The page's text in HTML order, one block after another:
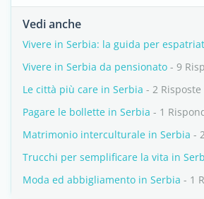
Vedi anche
Vivere in Serbia: la guida per
Vivere in Serbia da pensionato - 9
Le città più care in Serbia - 2 Risposte
Pagare le bollette in Serbia - 1
Matrimonio interculturale in Serbia -
Trucchi per semplificare la vita in
Moda ed abbigliamento in Serbia - 1